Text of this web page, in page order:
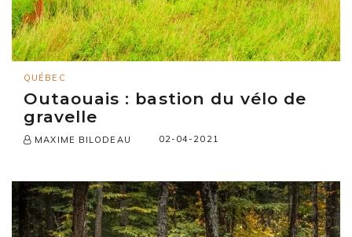
QUÉBEC
Outaouais : bastion du vélo de
gravelle
MAXIME BILODEAU 02-04-2021